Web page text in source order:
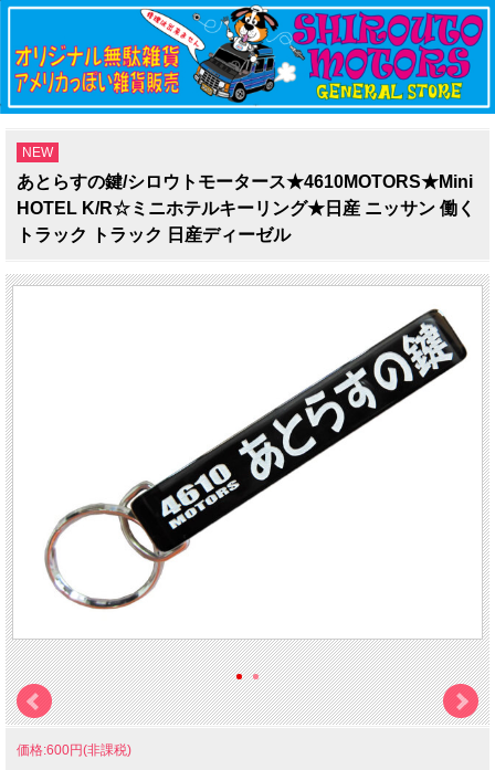
NEW
あとらすの鍵/シロウトモータース★4610MOTORS★Mini
HOTEL K/R☆ミニホテルキーリング★日産 ニッサン 働く
トラック トラック 日産ディーゼル
価格:600円(非課税)